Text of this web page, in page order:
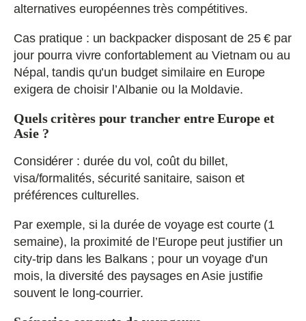
alternatives européennes très compétitives.
Cas pratique : un backpacker disposant de 25 € par
jour pourra vivre confortablement au Vietnam ou au
Népal, tandis qu’un budget similaire en Europe
exigera de choisir l’Albanie ou la Moldavie.
Quels critères pour trancher entre Europe et
Asie ?
Considérer : durée du vol, coût du billet,
visa/formalités, sécurité sanitaire, saison et
préférences culturelles.
Par exemple, si la durée de voyage est courte (1
semaine), la proximité de l’Europe peut justifier un
city-trip dans les Balkans ; pour un voyage d’un
mois, la diversité des paysages en Asie justifie
souvent le long-courrier.